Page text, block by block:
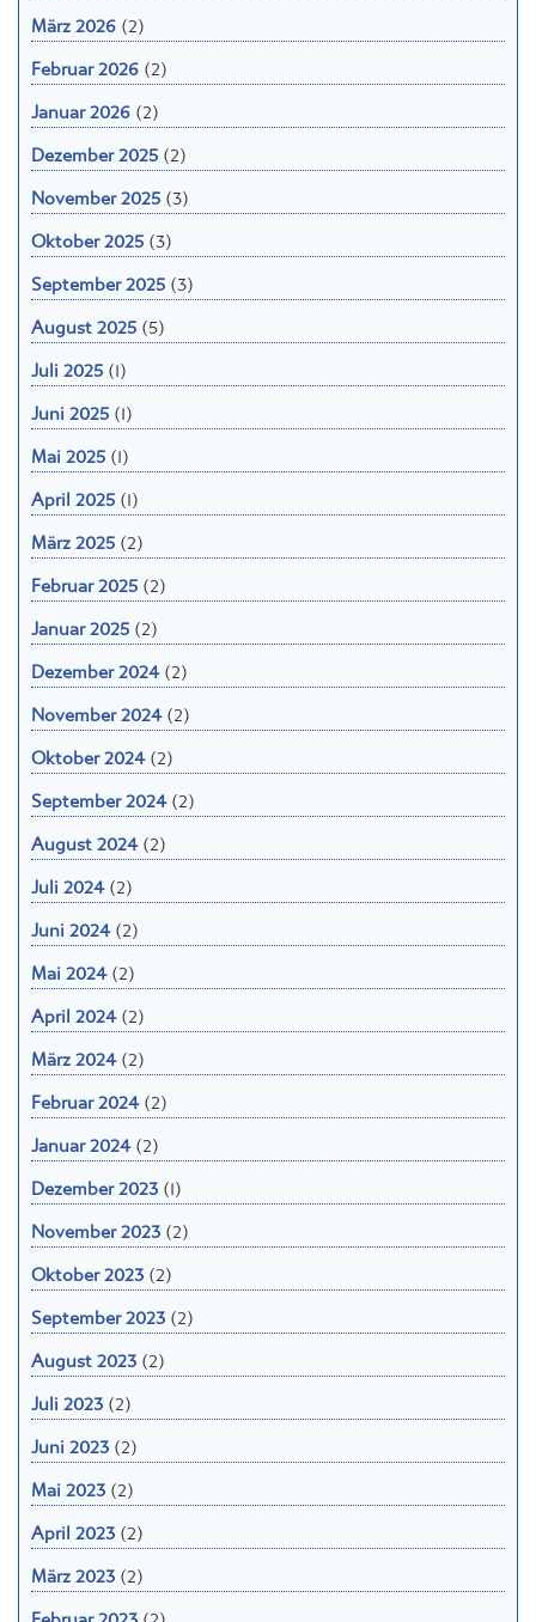
März 2026(2)
Februar 2026(2)
Januar 2026(2)
Dezember 2025(2)
November 2025(3)
Oktober 2025(3)
September 2025(3)
August 2025(5)
Juli 2025(1)
Juni 2025(1)
Mai 2025(1)
April 2025(1)
März 2025(2)
Februar 2025(2)
Januar 2025(2)
Dezember 2024(2)
November 2024(2)
Oktober 2024(2)
September 2024(2)
August 2024(2)
Juli 2024(2)
Juni 2024(2)
Mai 2024(2)
April 2024(2)
März 2024(2)
Februar 2024(2)
Januar 2024(2)
Dezember 2023(1)
November 2023(2)
Oktober 2023(2)
September 2023(2)
August 2023(2)
Juli 2023(2)
Juni 2023(2)
Mai 2023(2)
April 2023(2)
März 2023(2)
Februar 2023(2)